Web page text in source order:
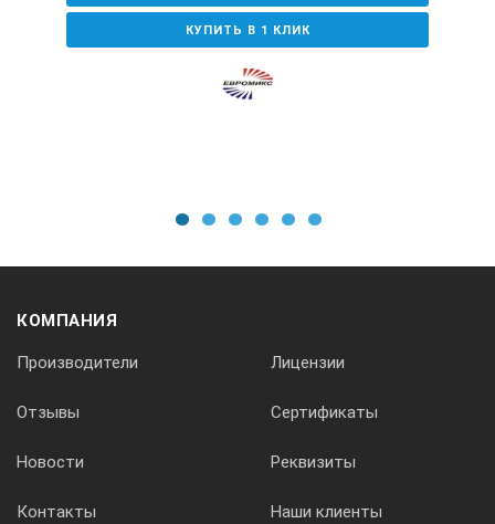
Температурное разрешение, °С
0.5
КУПИТЬ В 1 КЛИК
КОМПАНИЯ
Производители Лицензии
Отзывы Сертификаты
Новости Реквизиты
Контакты Наши клиенты